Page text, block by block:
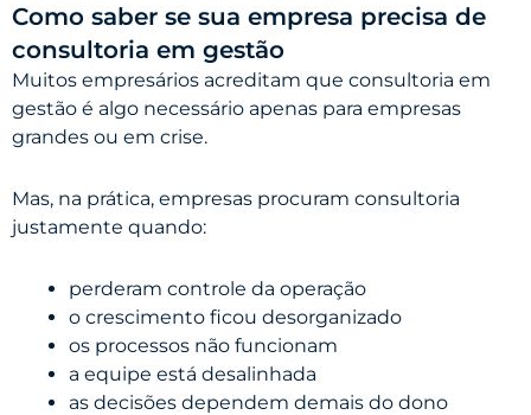
Como saber se sua empresa precisa de
consultoria em gestão
Muitos empresários acreditam que consultoria em
gestão é algo necessário apenas para empresas
grandes ou em crise.
Mas, na prática, empresas procuram consultoria
justamente quando:
perderam controle da operação
o crescimento ficou desorganizado
os processos não funcionam
a equipe está desalinhada
as decisões dependem demais do dono